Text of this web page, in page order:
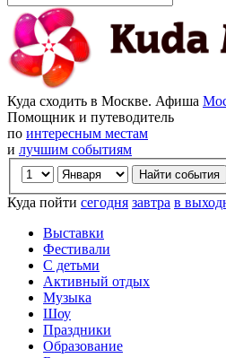
Куда сходить в Москве. Афиша
Помощник и путеводитель
по интересным местам
и лучшим событиям
Куда пойти сегодня завтра в
Выставки
Фестивали
С детьми
Активный отдых
Музыка
Шоу
Праздники
Образование